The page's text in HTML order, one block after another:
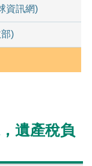
資訊網)
)
遺產稅負